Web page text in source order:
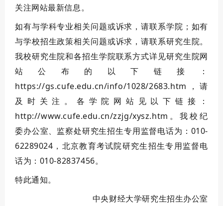
关注网站最新信息。
如有与学科专业相关问题或诉求，请联系学院；如有
与学校招生政策相关问题或诉求，请联系研究生院。
我校研究生院和各招生学院联系方式详见研究生院网
站公布的以下链接：
https://gs.cufe.edu.cn/info/1028/2683.htm ，请
及时关注。各学院网站见以下链接：
http://www.cufe.edu.cn/zzjg/xysz.htm 。我校纪
委办公室、监察处研究生招生专用监督电话为：010-
62289024，北京教育考试院研究生招生专用监督电
话为：010-82837456。
特此通知。
中央财经大学研究生招生办公室